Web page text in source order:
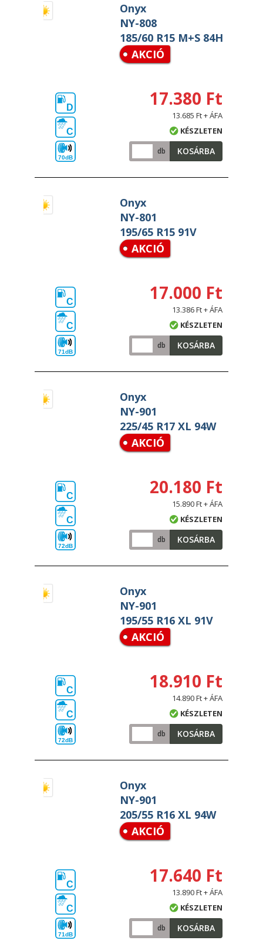
Onyx
NY-808
185/60 R15 M+S 84H
AKCIÓ
D
C
70dB
17.380 Ft
13.685 Ft + ÁFA
KÉSZLETEN
db KOSÁRBA
Onyx
NY-801
195/65 R15 91V
AKCIÓ
C
C
71dB
17.000 Ft
13.386 Ft + ÁFA
KÉSZLETEN
db KOSÁRBA
Onyx
NY-901
225/45 R17 XL 94W
AKCIÓ
C
C
72dB
20.180 Ft
15.890 Ft + ÁFA
KÉSZLETEN
db KOSÁRBA
Onyx
NY-901
195/55 R16 XL 91V
AKCIÓ
C
C
72dB
18.910 Ft
14.890 Ft + ÁFA
KÉSZLETEN
db KOSÁRBA
Onyx
NY-901
205/55 R16 XL 94W
AKCIÓ
C
C
71dB
17.640 Ft
13.890 Ft + ÁFA
KÉSZLETEN
db KOSÁRBA